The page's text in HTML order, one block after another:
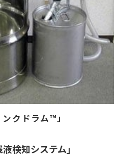
ンクドラム™」
検知システム」